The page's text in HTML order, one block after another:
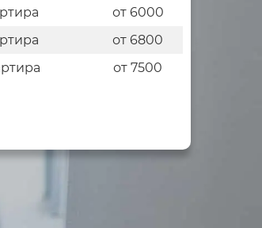
от 6000
от 6800
от 7500